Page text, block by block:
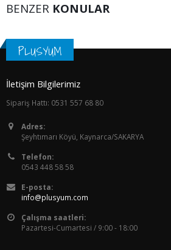
BENZER KONULAR
PLUSYUM
İletişim Bilgilerimiz
Sipariş Hattı: 0531 557 68 80
Adres:
Şeyhtımarı Köyü, Kaynarca/SAKARYA
Telefon:
0543 448 58 58
E-posta:
info@plusyum.com
Çalışma saatleri:
Pazartesi-Cumartesi / 9:00 - 18:00